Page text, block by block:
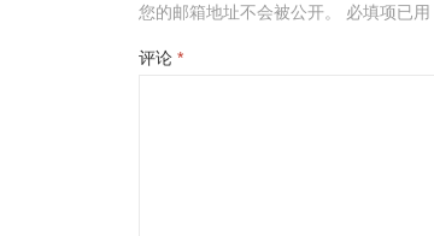
您的邮箱地址不会被公开。 必填项已用
评论 *